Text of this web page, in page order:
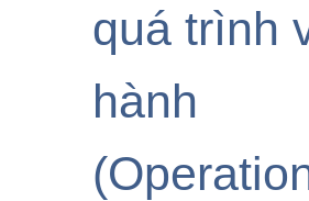
quá trình
hành